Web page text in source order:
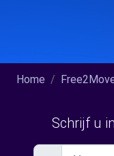
Home
Schrijf u